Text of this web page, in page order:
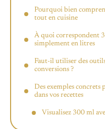
Pourquoi bien
tout en cuisine
À quoi correspondent
simplement en litres
Faut-il utiliser des outils
conversions ?
Des exemples concrets
dans vos recettes
Visualisez 300 ml